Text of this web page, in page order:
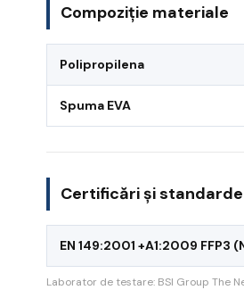
Compoziție materiale
Polipropilena
Spuma EVA
Certificări și standarde
EN 149:2001 +A1:2009 FFP3
Laborator de testare: BSI Group The